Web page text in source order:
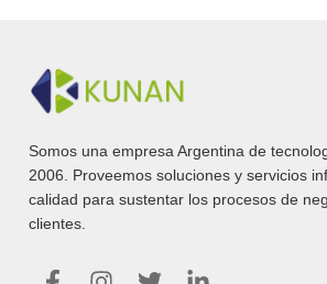
Somos una empresa Argentina de
2006. Proveemos soluciones y servicios
calidad para sustentar los procesos de
clientes.